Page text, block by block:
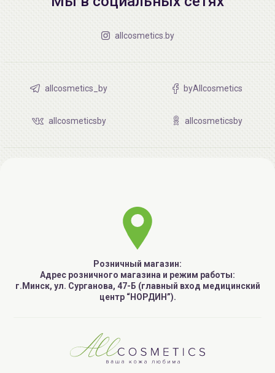
allcosmetics.by
allcosmetics_by byAllcosmetics
allcosmeticsby allcosmeticsby
Розничный магазин:
Адрес розничного магазина и режим работы:
г.Минск, ул. Сурганова, 47-Б (главный вход медицинский
центр “НОРДИН”).